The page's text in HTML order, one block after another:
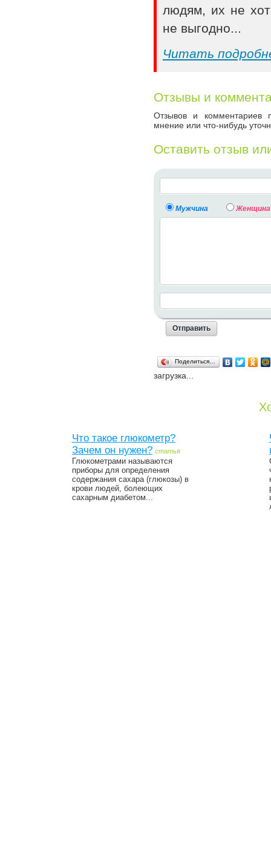
людям, их не
не выгодно...
Читать
Отзывы и
Отзывов и комментариев
мнение или что-нибудь
Оставить отзыв
Мужчина Женщина
Поделиться…
загрузка...
Что такое глюкометр?
Зачем он нужен? статья
Глюкометрами называются
приборы для определения
содержания сахара (глюкозы) в
крови людей, болеющих
сахарным диабетом...